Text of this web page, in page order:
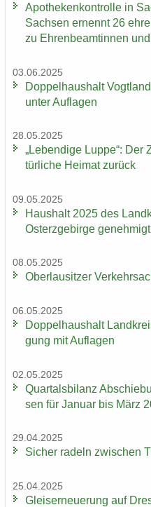
Apo­the­ken­kon­trol­le in
Sach­sen er­nennt 26
zu Eh­ren­be­am­tin­nen
03.06.2025
Dop­pel­haus­halt
unter Auf­la­gen
28.05.2025
„Le­ben­di­ge Luppe“:
tür­li­che Hei­mat zu­rück
09.05.2025
Haus­halt 2025 des
Osterzgebirge ge­neh­migt
08.05.2025
Ober­lau­sit­zer
06.05.2025
Dop­pel­haus­halt
gung mit Auf­la­gen
02.05.2025
Quar­tals­bi­lanz
sen für Ja­nu­ar bis März
29.04.2025
Si­cher ra­deln zwi­schen
25.04.2025
Gleis­er­neue­rung auf